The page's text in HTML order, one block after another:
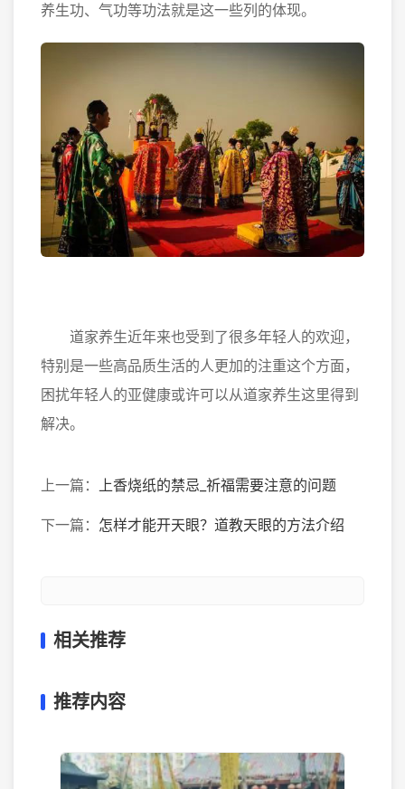
养生功、气功等功法就是这一些列的体现。
道家养生近年来也受到了很多年轻人的欢迎，
特别是一些高品质生活的人更加的注重这个方面，
困扰年轻人的亚健康或许可以从道家养生这里得到
解决。
上一篇： 上香烧纸的禁忌_祈福需要注意的问题
下一篇： 怎样才能开天眼？道教天眼的方法介绍
相关推荐
推荐内容